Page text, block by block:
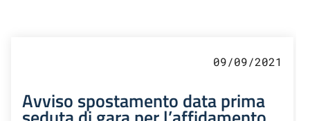
09/09/2021
Avviso spostamento data prima